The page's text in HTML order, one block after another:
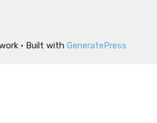
• Built with GeneratePress